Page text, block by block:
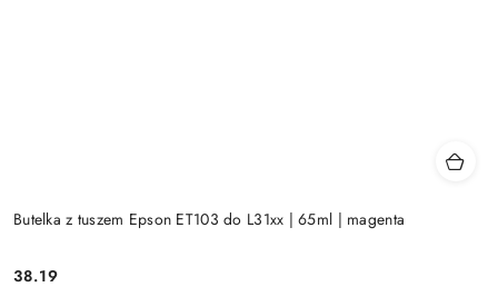
Butelka z tuszem Epson ET103 do L31xx | 65ml | magenta
Cena:
38.19